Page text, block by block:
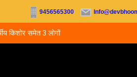
9456565300
3 लोगों ने की
स्थायीकरण, 3500 शिक्षकों